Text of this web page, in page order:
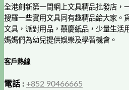
全港創新第一間網上文具精品批發店，
搜羅一些實用文具同有趣精品給大家。
文具，派對用品，囍慶紙品，少量生活
媽媽們為幼兒提供娛樂及學習機會。
客戶熱線
電話 : +852 90466665